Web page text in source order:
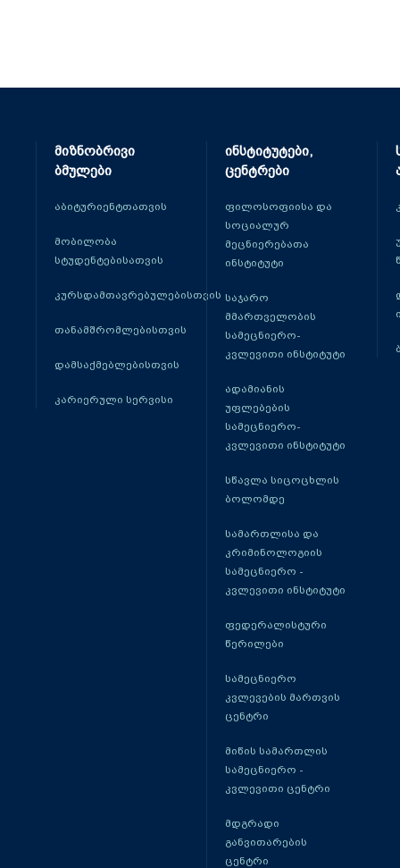
მიზნობრივი
ბმულები
აბიტურიენტთათვის
მობილობა
სტუდენტებისათვის
კურსდამთავრებულებისთვის
თანამშრომლებისთვის
დამსაქმებლებისთვის
კარიერული სერვისი
ინსტიტუტები,
ცენტრები
ფილოსოფიისა და
სოციალურ
მეცნიერებათა
ინსტიტუტი
საჯარო
მმართველობის
სამეცნიერო-
კვლევითი ინსტიტუტი
ადამიანის
უფლებების
სამეცნიერო-
კვლევითი ინსტიტუტი
სწავლა სიცოცხლის
ბოლომდე
სამართლისა და
კრიმინოლოგიის
სამეცნიერო -
კვლევითი ინსტიტუტი
ფედერალისტური
წერილები
სამეცნიერო
კვლევების მართვის
ცენტრი
მიწის სამართლის
სამეცნიერო -
კვლევითი ცენტრი
მდგრადი
განვითარების
ცენტრი